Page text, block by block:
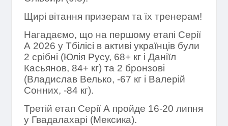
Щирі вітання призерам та їх тренерам!
Нагадаємо, що на першому етапі Серії
А 2026 у Тбілісі в активі українців були
2 срібні (Юлія Русу, 68+ кг і Даніїл
Касьянов, 84+ кг) та 2 бронзові
(Владислав Велько, -67 кг і Валерій
Сонних, -84 кг).
Третій етап Серії А пройде 16-20 липня
у Гвадалахарі (Мексика).